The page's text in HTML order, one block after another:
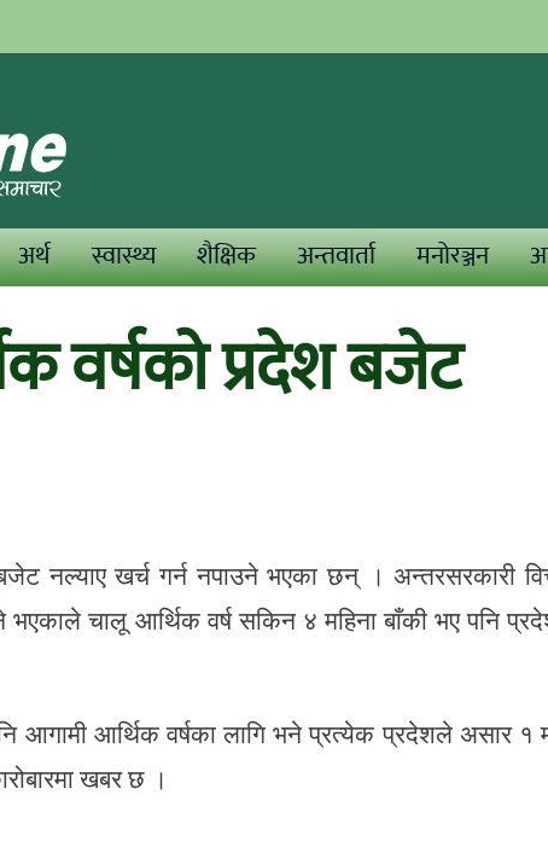
अर्थ स्वास्थ्य शैक्षिक अन्तवार्ता मनोरञ्जन
वर्षको प्रदेश बजेट
नल्याए खर्च गर्न नपाउने भएका छन् । अन्तरसरकारी
चालू आर्थिक वर्ष सकिन ४ महिना बाँकी भए पनि
आगामी आर्थिक वर्षका लागि भने प्रत्येक प्रदेशले असार १
खबर छ ।